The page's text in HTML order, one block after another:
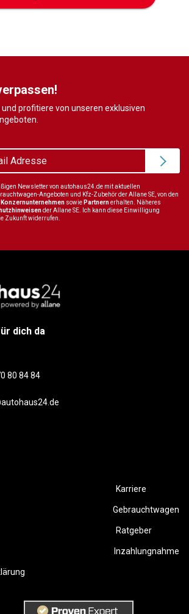
profitiere von unseren exklusiven
Newsletter von autohaus24.de mit aktuellen
Angeboten und Kfz-Zubehör der Allane SE, von den
Konzernunternehmen sowie Partnernerhalten. Näheres
der Allane SE. Ich kann diese Einwilligung
Zukunft widerrufen.
dich da
80 84 84
Karriere
Gebrauchtwagen
Ratgeber
Inzahlungnahme